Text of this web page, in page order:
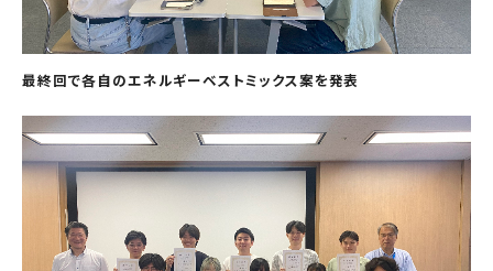
最終回で各自のエネルギーベストミックス案を発表